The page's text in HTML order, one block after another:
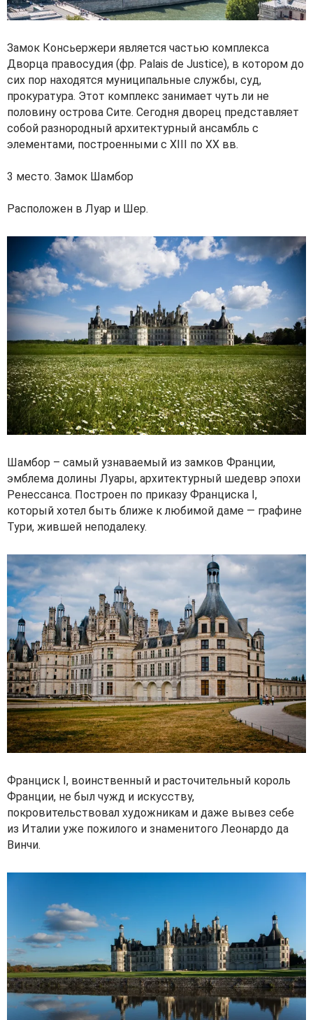
Замок Консьержери является частью комплекса
Дворца правосудия (фр. Palais de Justice), в котором до
сих пор находятся муниципальные службы, суд,
прокуратура. Этот комплекс занимает чуть ли не
половину острова Сите. Сегодня дворец представляет
собой разнородный архитектурный ансамбль с
элементами, построенными с XIII по XX вв.
3 место. Замок Шамбор
Расположен в Луар и Шер.
Шамбор – самый узнаваемый из замков Франции,
эмблема долины Луары, архитектурный шедевр эпохи
Ренессанса. Построен по приказу Франциска I,
который хотел быть ближе к любимой даме — графине
Тури, жившей неподалеку.
Франциск I, воинственный и расточительный король
Франции, не был чужд и искусству,
покровительствовал художникам и даже вывез себе
из Италии уже пожилого и знаменитого Леонардо да
Винчи.